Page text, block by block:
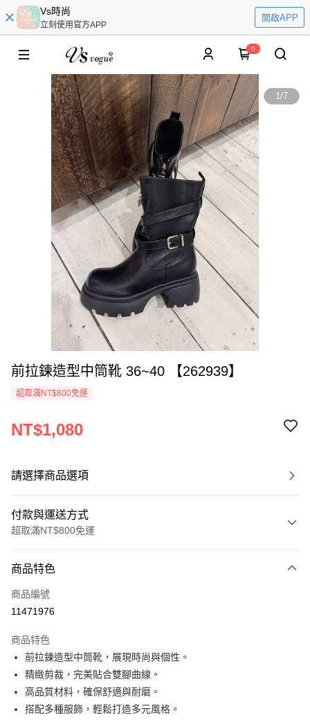
Vs時尚
立刻使用官方APP
開啟APP
0
1/7
前拉鍊造型中筒靴 36~40 【262939】
超取滿NT$800免運
NT$1,080
請選擇商品選項
付款與運送方式
超取滿NT$800免運
信用卡一次付款
超商取貨付款
Apple Pay
街口支付
悠遊付
商品特色
商品編號
11471976
商品特色
前拉鍊造型中筒靴，展現時尚與個性。
精緻剪裁，完美貼合雙腳曲線。
高品質材料，確保舒適與耐磨。
搭配多種服飾，輕鬆打造多元風格。